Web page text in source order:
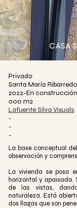
CASA
Privado
Santa María
2022-En construcción
000 m2
Lafuente Silva Visuals
-
-
-
La base conceptual
observación y
La vivienda se posa
horizontal y apaisada.
de las vistas,
naturaleza. Está
dos llagas que son